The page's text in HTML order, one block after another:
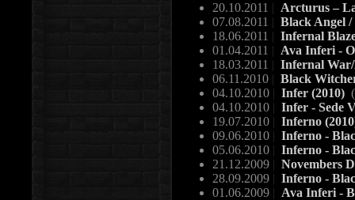
20.10.2011 | Arcturus –
07.08.2011 | Black Angel
18.06.2011 | Infernal
01.04.2011 | Ava Inferi -
18.03.2011 | Infernal
06.11.2010 | Black
04.10.2010 | Infer (2010)
04.10.2010 | Infer - Sede
19.07.2010 | Inferno
09.06.2010 | Inferno -
05.06.2010 | Inferno -
21.12.2009 | Novembers
28.09.2009 | Inferno -
01.06.2009 | Ava Inferi -